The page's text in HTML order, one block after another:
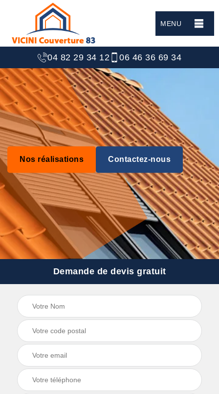
MENU
04 82 29 34 12 06 46 36 69 34
Nos réalisations Contactez-nous
Demande de devis gratuit